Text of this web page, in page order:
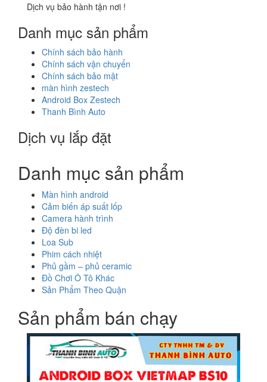
Dịch vụ bảo hành tận nơi !
Danh mục sản phẩm
Chính sách bảo hành
Chính sách vận chuyển
Chính sách bảo mật
màn hình zestech
Android Box Zestech
Thanh Bình Auto
Dịch vụ lắp đặt
Danh mục sản phẩm
Màn hình android
Cảm biến áp suất lốp
Camera hành trình
Độ đèn bi led
Loa Sub
Phim cách nhiệt
Phủ gầm – phủ ceramic
Đồ Chơi Ô Tô Khác
Sản Phẩm Theo Quận
Sản phẩm bán chạy